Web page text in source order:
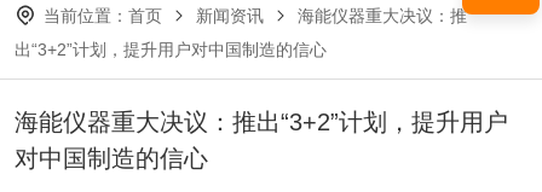
当前位置： 首页 新闻资讯
海能仪器重大决议：推
出“3+2”计划，提升用户对中国制造的信心
海能仪器重大决议：推出“3+2”计划，提升用户
对中国制造的信心